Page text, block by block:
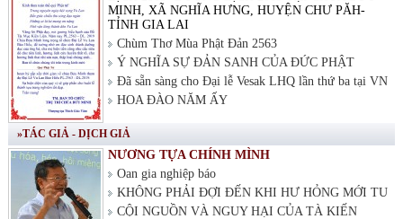
MINH, XÃ NGHĨA HƯNG, HUYỆN CHƯ PĂH-
TỈNH GIA LAI
Chùm Thơ Mùa Phật Đản 2563
Ý NGHĨA SỰ ĐẢN SANH CỦA ĐỨC PHẬT
Đã sẵn sàng cho Đại lễ Vesak LHQ lần thứ ba tại VN
HOA ĐÀO NĂM ẤY
»TÁC GIẢ - DỊCH GIẢ
NƯƠNG TỰA CHÍNH MÌNH
Oan gia nghiệp báo
KHÔNG PHẢI ĐỢI ĐẾN KHI HƯ HỎNG MỚI TU
CỘI NGUỒN VÀ NGUY HẠI CỦA TÀ KIẾN